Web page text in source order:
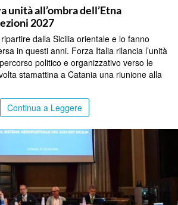
unità all’ombra dell’Etna
2027
dalla Sicilia orientale e lo fanno
in questi anni. Forza Italia rilancia l’unità
politico e organizzativo verso le
stamattina a Catania una riunione alla
Continua a Leggere